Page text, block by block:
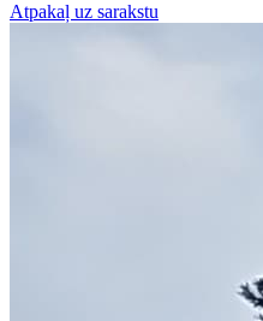
Atpakaļ uz sarakstu